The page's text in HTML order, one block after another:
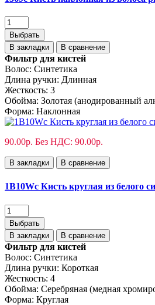
Выбрать
В закладки
В сравнение
Фильтр для кистей
Волос: Синтетика
Длина ручки: Длинная
Жесткость: 3
Обойма: Золотая (анодированный
Форма: Наклонная
90.00р. Без НДС: 90.00р.
В закладки В сравнение
1B10Wс Кисть круглая из белого
Выбрать
В закладки
В сравнение
Фильтр для кистей
Волос: Синтетика
Длина ручки: Короткая
Жесткость: 4
Обойма: Cеребряная (медная
Форма: Круглая